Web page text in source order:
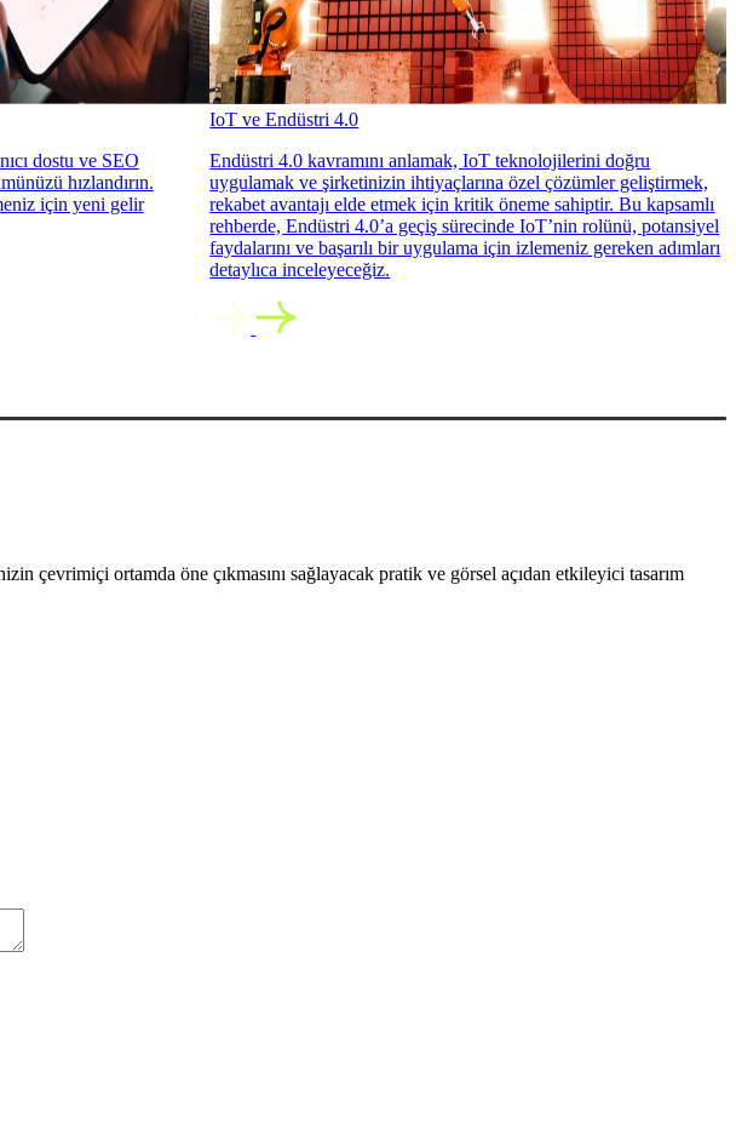
dostu ve SEO
hızlandırın.
için yeni gelir
IoT ve Endüstri 4.0
Endüstri 4.0 kavramını anlamak, IoT teknolojilerini doğru
uygulamak ve şirketinizin ihtiyaçlarına özel çözümler geliştirmek,
rekabet avantajı elde etmek için kritik öneme sahiptir. Bu kapsamlı
rehberde, Endüstri 4.0’a geçiş sürecinde IoT’nin rolünü, potansiyel
faydalarını ve başarılı bir uygulama için izlemeniz gereken adımları
detaylıca inceleyeceğiz.
çevrimiçi ortamda öne çıkmasını sağlayacak pratik ve görsel açıdan etkileyici tasarım